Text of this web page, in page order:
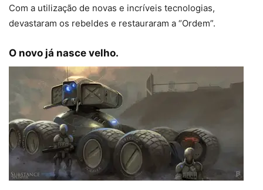
Com a utilização de novas e incríveis tecnologias,
devastaram os rebeldes e restauraram a “Ordem”.
O novo já nasce velho.